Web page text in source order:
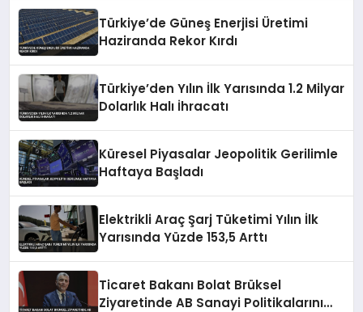
Türkiye’de Güneş Enerjisi Üretimi
Haziranda Rekor Kırdı
Türkiye’den Yılın İlk Yarısında 1.2 Milyar
Dolarlık Halı İhracatı
Küresel Piyasalar Jeopolitik Gerilimle
Haftaya Başladı
Elektrikli Araç Şarj Tüketimi Yılın İlk
Yarısında Yüzde 153,5 Arttı
Ticaret Bakanı Bolat Brüksel
Ziyaretinde AB Sanayi Politikalarını